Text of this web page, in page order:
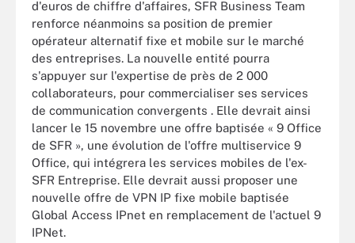
d'euros de chiffre d'affaires, SFR Business Team
renforce néanmoins sa position de premier
opérateur alternatif fixe et mobile sur le marché
des entreprises. La nouvelle entité pourra
s'appuyer sur l'expertise de près de 2 000
collaborateurs, pour commercialiser ses services
de communication convergents . Elle devrait ainsi
lancer le 15 novembre une offre baptisée « 9 Office
de SFR », une évolution de l'offre multiservice 9
Office, qui intégrera les services mobiles de l'ex-
SFR Entreprise. Elle devrait aussi proposer une
nouvelle offre de VPN IP fixe mobile baptisée
Global Access IPnet en remplacement de l'actuel 9
IPNet.